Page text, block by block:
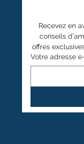
Recevez en
conseils
offres
Votre adresse